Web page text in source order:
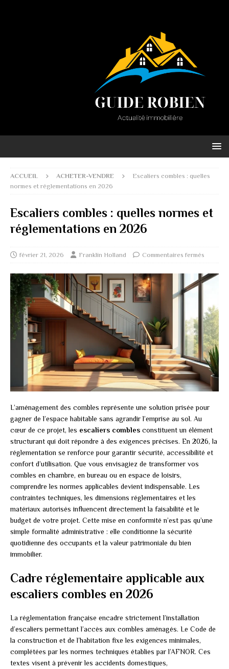
ACCUEIL ACHETER-VENDRE
Escaliers combles : quelles
normes et réglementations en 2026
Escaliers combles : quelles normes et
réglementations en 2026
février 21, 2026 Franklin Holland Commentaires fermés
L’aménagement des combles représente une solution prisée pour
gagner de l’espace habitable sans agrandir l’emprise au sol. Au
cœur de ce projet, les escaliers combles constituent un élément
structurant qui doit répondre à des exigences précises. En 2026, la
réglementation se renforce pour garantir sécurité, accessibilité et
confort d’utilisation. Que vous envisagiez de transformer vos
combles en chambre, en bureau ou en espace de loisirs,
comprendre les normes applicables devient indispensable. Les
contraintes techniques, les dimensions réglementaires et les
matériaux autorisés influencent directement la faisabilité et le
budget de votre projet. Cette mise en conformité n’est pas qu’une
simple formalité administrative : elle conditionne la sécurité
quotidienne des occupants et la valeur patrimoniale du bien
immobilier.
Cadre réglementaire applicable aux
escaliers combles en 2026
La réglementation française encadre strictement l’installation
d’escaliers permettant l’accès aux combles aménagés. Le Code de
la construction et de l’habitation fixe les exigences minimales,
complétées par les normes techniques établies par l’AFNOR. Ces
textes visent à prévenir les accidents domestiques,